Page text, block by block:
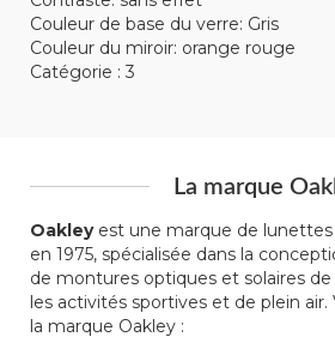
Couleur de base du verre: Gris
Couleur du miroir: orange rouge
Catégorie : 3
La marque
Oakleyest une marque de lunettes
en 1975, spécialisée dans la
de montures optiques et solaires
les activités sportives et de plein
la marque Oakley :